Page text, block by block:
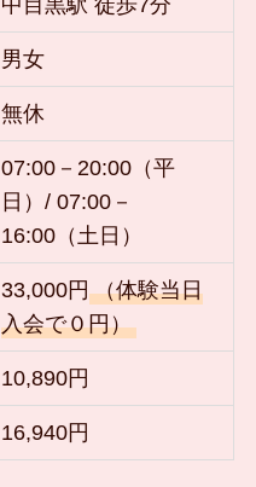
男女
無休
07:00－20:00（平
日）/ 07:00－
16:00（土日）
33,000円 （体験当日
入会で０円）
10,890円
16,940円